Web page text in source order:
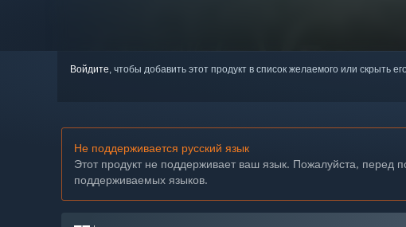
Войдите, чтобы добавить этот продукт в список желаемого или скрыть
Не поддерживается русский язык
Этот продукт не поддерживает ваш язык. Пожалуйста, перед
поддерживаемых языков.